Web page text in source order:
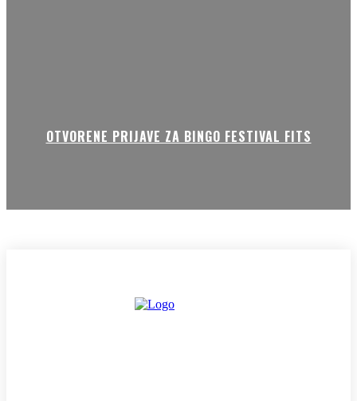
OTVORENE PRIJAVE ZA BINGO FESTIVAL FITS